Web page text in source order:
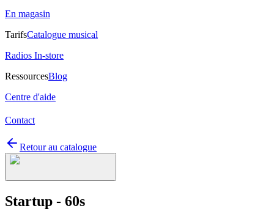
En magasin
TarifsCatalogue musical
Radios In-store
RessourcesBlog
Centre d'aide
Contact
Retour au catalogue
Startup - 60s